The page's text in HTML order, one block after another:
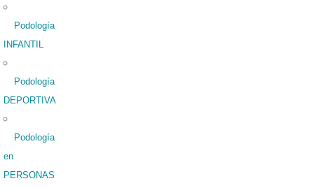
Podología
INFANTIL
Podología
DEPORTIVA
Podología
en
PERSONAS